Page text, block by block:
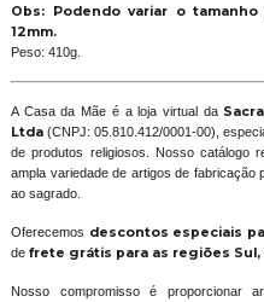
Obs: Podendo variar o
12mm.
Peso: 410g.
A Casa da Mãe é a loja virtual da
Ltda(CNPJ: 05.810.412/0001-00),
de produtos religiosos. Nosso catálogo
ampla variedade de artigos de fabricação
ao sagrado.
Oferecemos descontos especiais
de frete grátis para as regiões
Nosso compromisso é proporcionar